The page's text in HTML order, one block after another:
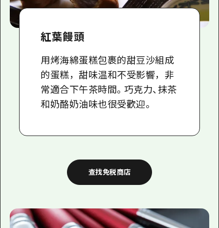
照片下載
廣島縣觀光宣傳冊
紅葉饅頭
用烤海綿蛋糕包裹的甜豆沙組成
的蛋糕，甜味温和不受影響，非
常適合下午茶時間。巧克力、抹茶
和奶酪奶油味也很受歡迎。
查找免税商店